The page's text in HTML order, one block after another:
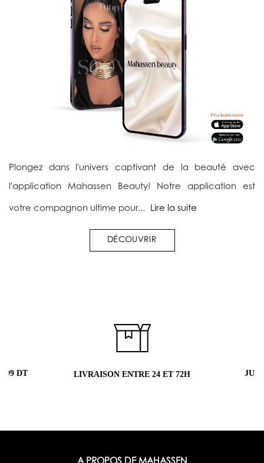
Plongez dans l'univers captivant de la beauté avec
l'application Mahassen Beauty! Notre application est
votre compagnon ultime pour... Lire la suite
DÉCOUVRIR
LIVRAISON ENTRE 24 ET 72H JUSQU'À 5